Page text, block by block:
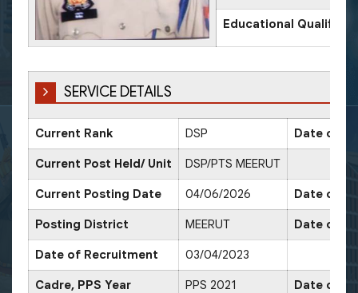
Educational
SERVICE DETAILS
Current Rank DSP Date of
Current Post Held/ Unit DSP/PTS MEERUT
Current Posting Date 04/06/2026 Date of
Posting District MEERUT Date of
Date of Recruitment 03/04/2023
Cadre, PPS Year PPS 2021 Date of